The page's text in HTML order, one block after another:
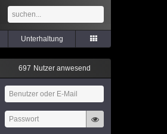
Unterhaltung
697 Nutzer anwesend